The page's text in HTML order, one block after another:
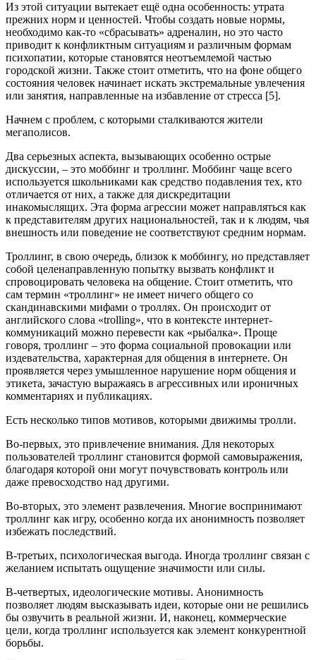
Из этой ситуации вытекает ещё одна особенность: утрата
прежних норм и ценностей. Чтобы создать новые нормы,
необходимо как-то «сбрасывать» адреналин, но это часто
приводит к конфликтным ситуациям и различным формам
психопатии, которые становятся неотъемлемой частью
городской жизни. Также стоит отметить, что на фоне общего
состояния человек начинает искать экстремальные увлечения
или занятия, направленные на избавление от стресса [5].
Начнем с проблем, с которыми сталкиваются жители
мегаполисов.
Два серьезных аспекта, вызывающих особенно острые
дискуссии, – это моббинг и троллинг. Моббинг чаще всего
используется школьниками как средство подавления тех, кто
отличается от них, а также для дискредитации
инакомыслящих. Эта форма агрессии может направляться как
к представителям других национальностей, так и к людям, чья
внешность или поведение не соответствуют средним нормам.
Троллинг, в свою очередь, близок к моббингу, но представляет
собой целенаправленную попытку вызвать конфликт и
спровоцировать человека на общение. Стоит отметить, что
сам термин «троллинг» не имеет ничего общего со
скандинавскими мифами о троллях. Он происходит от
английского слова «trolling», что в контексте интернет-
коммуникаций можно перевести как «рыбалка». Проще
говоря, троллинг – это форма социальной провокации или
издевательства, характерная для общения в интернете. Он
проявляется через умышленное нарушение норм общения и
этикета, зачастую выражаясь в агрессивных или ироничных
комментариях и публикациях.
Есть несколько типов мотивов, которыми движимы тролли.
Во-первых, это привлечение внимания. Для некоторых
пользователей троллинг становится формой самовыражения,
благодаря которой они могут почувствовать контроль или
даже превосходство над другими.
Во-вторых, это элемент развлечения. Многие воспринимают
троллинг как игру, особенно когда их анонимность позволяет
избежать последствий.
В-третьих, психологическая выгода. Иногда троллинг связан с
желанием испытать ощущение значимости или силы.
В-четвертых, идеологические мотивы. Анонимность
позволяет людям высказывать идеи, которые они не решились
бы озвучить в реальной жизни. И, наконец, коммерческие
цели, когда троллинг используется как элемент конкурентной
борьбы.